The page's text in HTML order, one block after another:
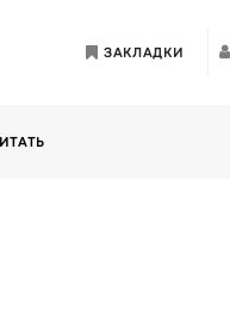
ЗАКЛАДКИ